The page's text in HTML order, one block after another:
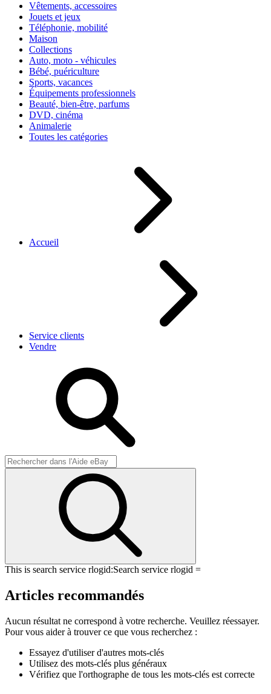
Vêtements, accessoires
Jouets et jeux
Téléphonie, mobilité
Maison
Collections
Auto, moto - véhicules
Bébé, puériculture
Sports, vacances
Équipements professionnels
Beauté, bien-être, parfums
DVD, cinéma
Animalerie
Toutes les catégories
Accueil
Service clients
Vendre
This is search service rlogid:Search service rlogid =
Articles recommandés
Aucun résultat ne correspond à votre recherche. Veuillez réessayer.
Pour vous aider à trouver ce que vous recherchez :
Essayez d'utiliser d'autres mots-clés
Utilisez des mots-clés plus généraux
Vérifiez que l'orthographe de tous les mots-clés est correcte